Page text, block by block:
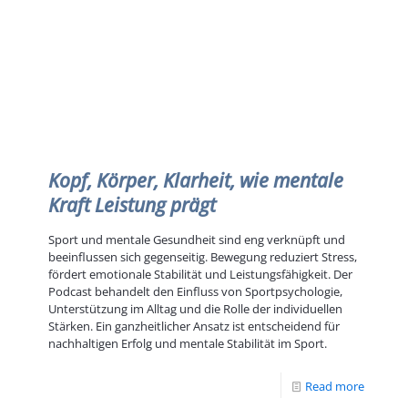
Kopf, Körper, Klarheit, wie mentale
Kraft Leistung prägt
Sport und mentale Gesundheit sind eng verknüpft und
beeinflussen sich gegenseitig. Bewegung reduziert Stress,
fördert emotionale Stabilität und Leistungsfähigkeit. Der
Podcast behandelt den Einfluss von Sportpsychologie,
Unterstützung im Alltag und die Rolle der individuellen
Stärken. Ein ganzheitlicher Ansatz ist entscheidend für
nachhaltigen Erfolg und mentale Stabilität im Sport.
Read more